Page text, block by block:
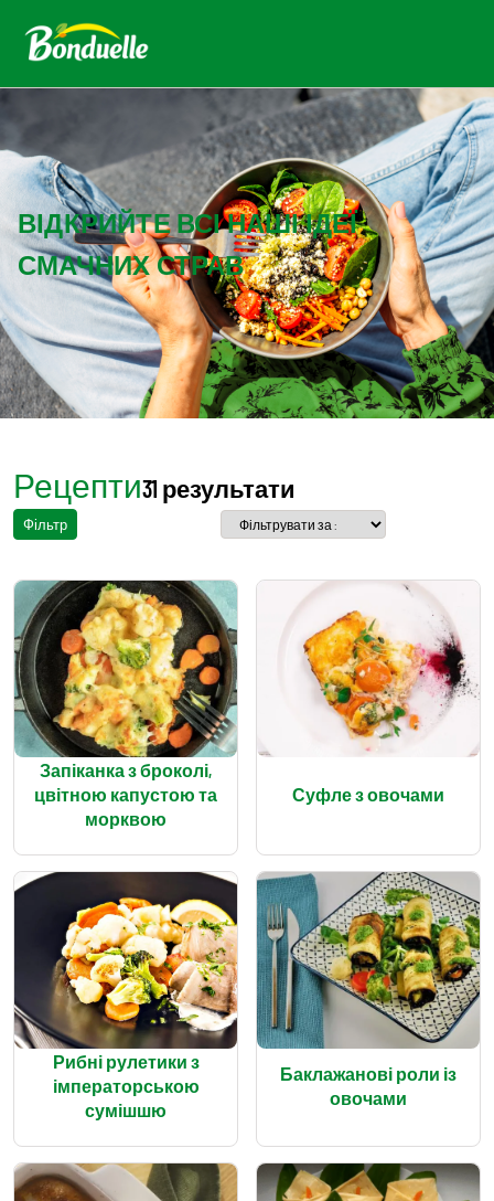
ВІДКРИЙТЕ ВСІ НАШІ ІДЕЇ
СМАЧНИХ СТРАВ
Рецепти31 результати
Фільтр
Запіканка з броколі,
цвітною капустою та
морквою
Суфле з овочами
Рибні рулетики з
імператорською
сумішшю
Баклажанові роли із
овочами